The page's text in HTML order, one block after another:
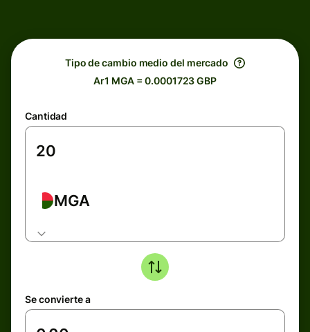
Tipo de cambio medio del mercado
Ar1 MGA = 0.0001723 GBP
Cantidad
MGA
Se convierte a